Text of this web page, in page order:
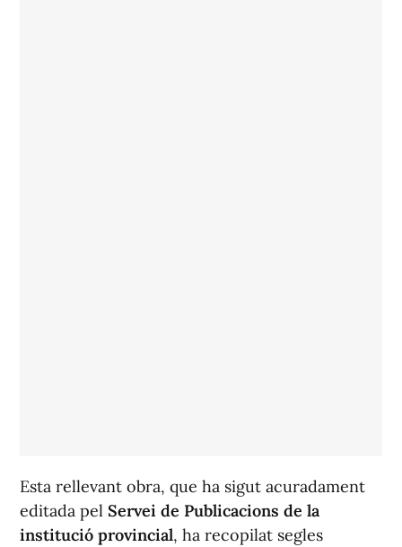
Esta rellevant obra, que ha sigut acuradament
editada pel Servei de Publicacions de la
institució provincial, ha recopilat segles